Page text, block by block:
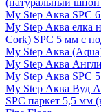
(натуральный шпон
My Step Аква SPC
My Step Аква елка
Cork) SPC 5 мм с
My Step Аква
My Step Аква
My Step Аква SPC
My Step Аква Вуд
SPC паркет 5,5 мм